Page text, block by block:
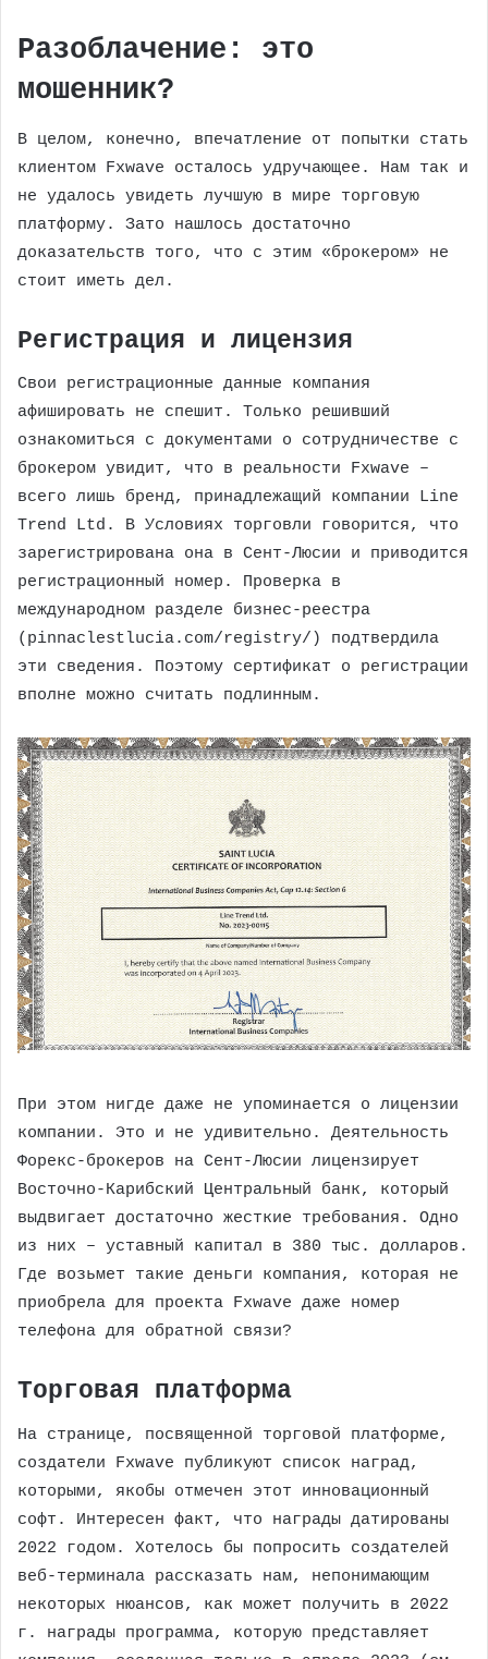
Разоблачение: это
мошенник?
В целом, конечно, впечатление от попытки стать
клиентом Fxwave осталось удручающее. Нам так и
не удалось увидеть лучшую в мире торговую
платформу. Зато нашлось достаточно
доказательств того, что с этим «брокером» не
стоит иметь дел.
Регистрация и лицензия
Свои регистрационные данные компания
афишировать не спешит. Только решивший
ознакомиться с документами о сотрудничестве с
брокером увидит, что в реальности Fxwave –
всего лишь бренд, принадлежащий компании Line
Trend Ltd. В Условиях торговли говорится, что
зарегистрирована она в Сент-Люсии и приводится
регистрационный номер. Проверка в
международном разделе бизнес-реестра
(pinnaclestlucia.com/registry/) подтвердила
эти сведения. Поэтому сертификат о регистрации
вполне можно считать подлинным.
При этом нигде даже не упоминается о лицензии
компании. Это и не удивительно. Деятельность
Форекс-брокеров на Сент-Люсии лицензирует
Восточно-Карибский Центральный банк, который
выдвигает достаточно жесткие требования. Одно
из них – уставный капитал в 380 тыс. долларов.
Где возьмет такие деньги компания, которая не
приобрела для проекта Fxwave даже номер
телефона для обратной связи?
Торговая платформа
На странице, посвященной торговой платформе,
создатели Fxwave публикуют список наград,
которыми, якобы отмечен этот инновационный
софт. Интересен факт, что награды датированы
2022 годом. Хотелось бы попросить создателей
веб-терминала рассказать нам, непонимающим
некоторых нюансов, как может получить в 2022
г. награды программа, которую представляет